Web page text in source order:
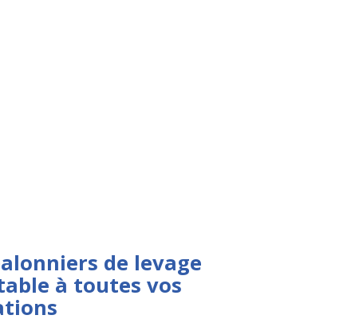
de levage
à toutes vos